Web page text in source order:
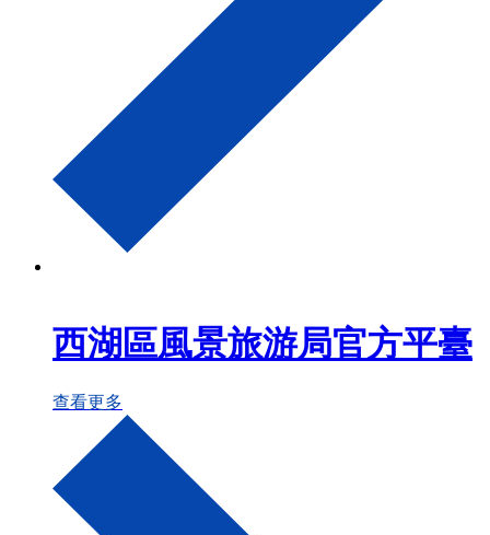
西湖區風景旅游局官方平臺
查看更多